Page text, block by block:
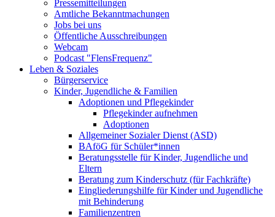
Pressemitteilungen
Amtliche Bekanntmachungen
Jobs bei uns
Öffentliche Ausschreibungen
Webcam
Podcast "FlensFrequenz"
Leben & Soziales
Bürgerservice
Kinder, Jugendliche & Familien
Adoptionen und Pflegekinder
Pflegekinder aufnehmen
Adoptionen
Allgemeiner Sozialer Dienst (ASD)
BAföG für Schüler*innen
Beratungsstelle für Kinder, Jugendliche und
Eltern
Beratung zum Kinderschutz (für Fachkräfte)
Eingliederungshilfe für Kinder und Jugendliche
mit Behinderung
Familienzentren